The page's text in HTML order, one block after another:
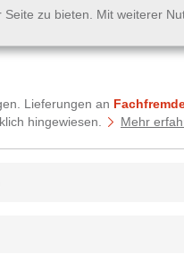
zu bieten. Mit weiterer
Lieferungen an
hingewiesen.
Mehr